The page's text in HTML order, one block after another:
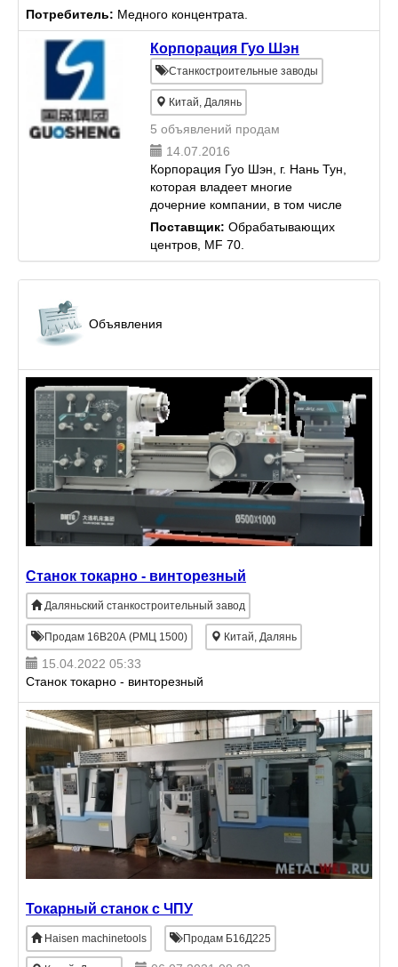
Потребитель: Медного концентрата.
Корпорация Гуо Шэн
Станкостроительные заводы
Китай, Далянь
5 объявлений продам
14.07.2016
Корпорация Гуо Шэн, г. Нань Тун,
которая владеет многие
дочерние компании, в том числе
включит «Гуо Шэн
Электрооборудование»(китайское
наименование国盛机电), «Гуо
Поставщик: Обрабатывающих
центров, MF 70.
Объявления
Станок токарно - винторезный
Даляньский станкостроительный завод
Продам 16В20А (РМЦ 1500) Китай, Далянь
15.04.2022 05:33
Станок токарно - винторезный
Токарный станок с ЧПУ
Haisen machinetools Продам Б16Д225